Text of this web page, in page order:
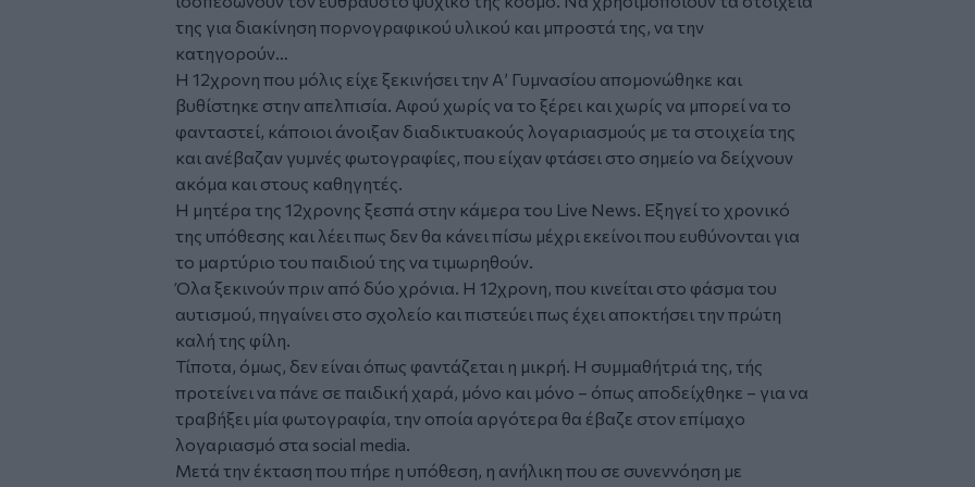
της για διακίνηση πορνογραφικού υλικού και μπροστά της, να την
κατηγορούν…
Η 12χρονη που μόλις είχε ξεκινήσει την Α’ Γυμνασίου απομονώθηκε και
βυθίστηκε στην απελπισία. Αφού χωρίς να το ξέρει και χωρίς να μπορεί να το
φανταστεί, κάποιοι άνοιξαν διαδικτυακούς λογαριασμούς με τα στοιχεία της
και ανέβαζαν γυμνές φωτογραφίες, που είχαν φτάσει στο σημείο να δείχνουν
ακόμα και στους καθηγητές.
Η μητέρα της 12χρονης ξεσπά στην κάμερα του Live News. Εξηγεί το χρονικό
της υπόθεσης και λέει πως δεν θα κάνει πίσω μέχρι εκείνοι που ευθύνονται για
το μαρτύριο του παιδιού της να τιμωρηθούν.
Όλα ξεκινούν πριν από δύο χρόνια. Η 12χρονη, που κινείται στο φάσμα του
αυτισμού, πηγαίνει στο σχολείο και πιστεύει πως έχει αποκτήσει την πρώτη
καλή της φίλη.
Τίποτα, όμως, δεν είναι όπως φαντάζεται η μικρή. Η συμμαθήτριά της, τής
προτείνει να πάνε σε παιδική χαρά, μόνο και μόνο – όπως αποδείχθηκε – για να
τραβήξει μία φωτογραφία, την οποία αργότερα θα έβαζε στον επίμαχο
λογαριασμό στα social media.
Μετά την έκταση που πήρε η υπόθεση, η ανήλικη που σε συνεννόηση με